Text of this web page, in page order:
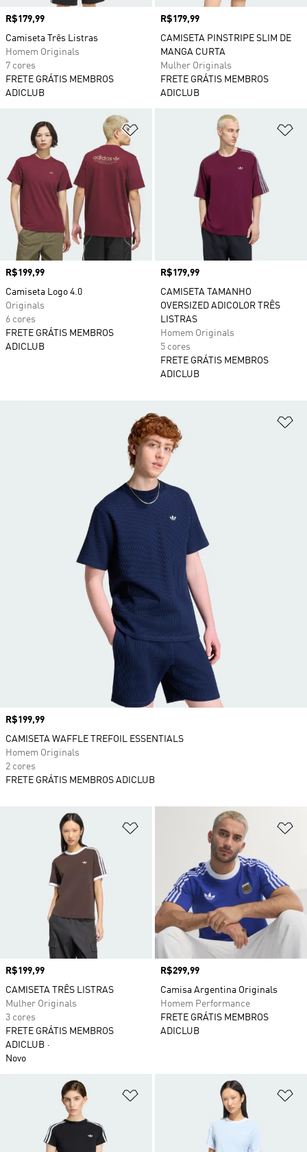
Preço
R$179,99
Camiseta Três Listras
Homem Originals
7 cores
FRETE GRÁTIS MEMBROS
ADICLUB
Preço
R$179,99
CAMISETA PINSTRIPE SLIM DE
MANGA CURTA
Mulher Originals
FRETE GRÁTIS MEMBROS
ADICLUB
Adicionar à Lista de Desejos
Preço
R$199,99
Camiseta Logo 4.0
Originals
6 cores
FRETE GRÁTIS MEMBROS
ADICLUB
Preço
R$179,99
CAMISETA TAMANHO
OVERSIZED ADICOLOR TRÊS
LISTRAS
Homem Originals
5 cores
FRETE GRÁTIS MEMBROS
ADICLUB
Adicionar à Lista de Desejos
Preço
R$199,99
CAMISETA TRÊS LISTRAS
Mulher Originals
3 cores
FRETE GRÁTIS MEMBROS
ADICLUB
Novo
Preço
R$299,99
Camisa Argentina Originals
Homem Performance
FRETE GRÁTIS MEMBROS
ADICLUB
Adicionar à Lista de Desejos
Preço
R$199,99
CAMISETA WAFFLE TREFOIL ESSENTIALS
Homem Originals
2 cores
FRETE GRÁTIS MEMBROS ADICLUB